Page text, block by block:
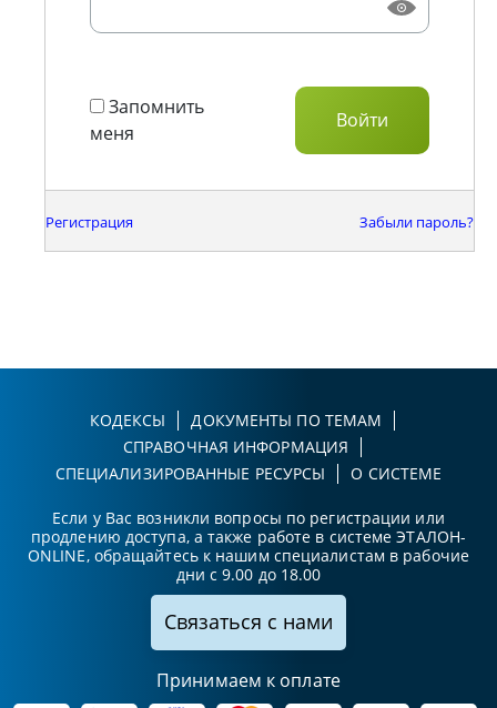
Запомнить
меня
Регистрация Забыли пароль?
КОДЕКСЫ
ДОКУМЕНТЫ ПО ТЕМАМ
СПРАВОЧНАЯ ИНФОРМАЦИЯ
СПЕЦИАЛИЗИРОВАННЫЕ РЕСУРСЫ
О СИСТЕМЕ
Если у Вас возникли вопросы по регистрации или
продлению доступа, а также работе в системе ЭТАЛОН-
ONLINE, обращайтесь к нашим специалистам в рабочие
дни с 9.00 до 18.00
Связаться с нами
Принимаем к оплате